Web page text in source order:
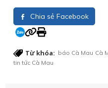
Chia sẻ Facebook
Từ khóa: báo Cà Mau Cà
tin tức Cà Mau